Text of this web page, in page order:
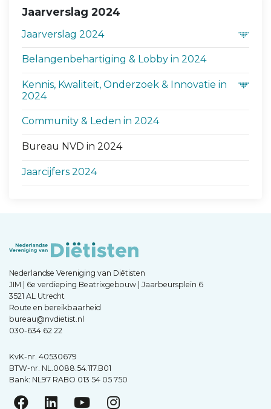
Jaarverslag 2024
Jaarverslag 2024
Belangenbehartiging & Lobby in 2024
Kennis, Kwaliteit, Onderzoek & Innovatie in
2024
Community & Leden in 2024
Bureau NVD in 2024
Jaarcijfers 2024
Nederlandse Vereniging van Diëtisten
JIM | 6e verdieping Beatrixgebouw | Jaarbeursplein 6
3521 AL Utrecht
Route en bereikbaarheid
bureau@nvdietist.nl
030-634 62 22
KvK-nr. 40530679
BTW-nr. NL.0088.54.117.B01
Bank: NL97 RABO 013 54 05 750